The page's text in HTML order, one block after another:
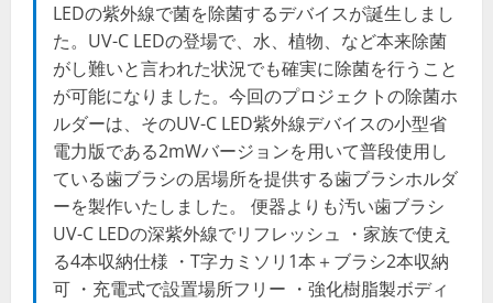
LEDの紫外線で菌を除菌するデバイスが誕生しまし
た。UV-C LEDの登場で、水、植物、など本来除菌
がし難いと言われた状況でも確実に除菌を行うこと
が可能になりました。今回のプロジェクトの除菌ホ
ルダーは、そのUV-C LED紫外線デバイスの小型省
電力版である2mWバージョンを用いて普段使用し
ている歯ブラシの居場所を提供する歯ブラシホルダ
ーを製作いたしました。 便器よりも汚い歯ブラシ
UV-C LEDの深紫外線でリフレッシュ ・家族で使え
る4本収納仕様 ・T字カミソリ1本＋ブラシ2本収納
可 ・充電式で設置場所フリー ・強化樹脂製ボディ